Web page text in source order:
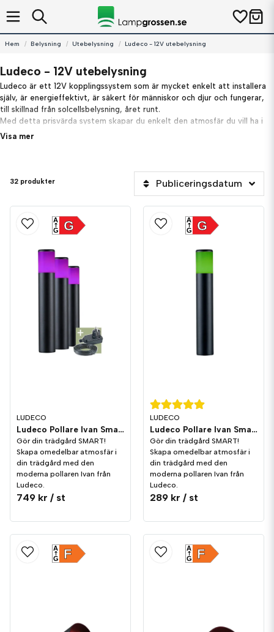
Hem Belysning Utebelysning Ludeco - 12V utebelysning
Ludeco - 12V utebelysning
Ludeco är ett 12V kopplingssystem som är mycket enkelt att installera
själv, är energieffektivt, är säkert för människor och djur och fungerar,
till skillnad från solcellsbelysning, året runt.
Med detta prisvärda system skapar du enkelt den atmosfär du vill ha i
din trädgård.
Placera lamporna i din trädgård och lägg huvudkabeln längs lamporna
mot eluttaget.
Anslut lamporna till huvudkabeln genom att använda kontakten som
redan finns på själva lampans kabel.
Sätt slutligen in transformatorn i uttaget.
Visa mer
32 produkter Publiceringsdatum
LUDECO
Ludeco Pollare Ivan Smart 1,7W 120lm IP44 3-pack
Gör din trädgård SMART!
Skapa omedelbar atmosfär i
din trädgård med den
moderna pollaren Ivan från
Ludeco.
749 kr / st
G
A
G
LUDECO
Ludeco Pollare Ivan Smart 1,7W 120lm IP44
Gör din trädgård SMART!
Skapa omedelbar atmosfär i
din trädgård med den
moderna pollaren Ivan från
Ludeco.
289 kr / st
G
A
G
F
A
G F
A
G